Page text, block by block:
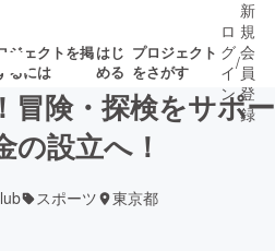
ジェクトを掲
るには
はじ
める
プロジェクト
をさがす
募集終了が近いプ
ロジェクト
ロ
グ
イ
ン
/
新
規
会
員
登
録
冒険・探検をサポー
の設立へ！
スポーツ 東京都